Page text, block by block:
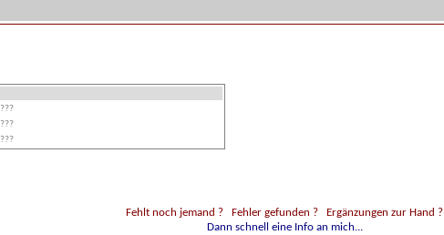
???
???
???
Fehlt noch jemand ?
Fehler gefunden ? Ergänzungen zur Hand ?
Dann schnell eine Info an mich...